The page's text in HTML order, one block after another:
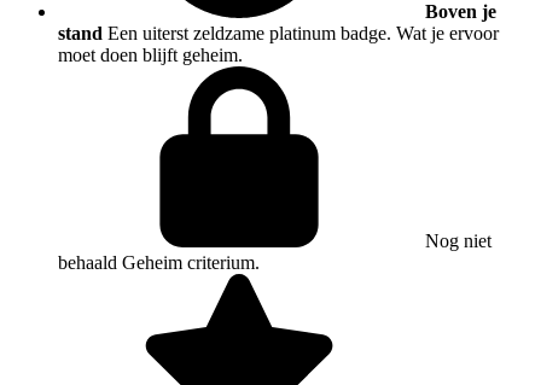
Boven je
stand Een uiterst zeldzame platinum badge. Wat je ervoor
moet doen blijft geheim.
Nog niet
behaald Geheim criterium.